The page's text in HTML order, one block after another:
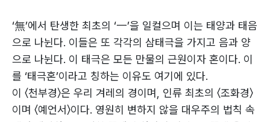
‘無’에서 탄생한 최초의 ‘一’을 일컬으며 이는 태양과 태음
으로 나뉜다. 이들은 또 각각의 삼태극을 가지고 음과 양
으로 나뉜다. 이 태극은 모든 만물의 근원이자 혼이다. 이
를 ‘태극혼’이라고 칭하는 이유도 여기에 있다.
이 〈천부경〉은 우리 겨레의 경이며, 인류 최초의 〈조화경〉
이며 〈예언서〉이다. 영원히 변하지 않을 대우주의 법칙 속